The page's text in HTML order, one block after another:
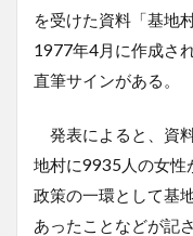
を受けた資料「基地
1977年4月に作成さ
直筆サインがある。
発表によると、資
地村に9935人の女性
政策の一環として基
あったことなどが記